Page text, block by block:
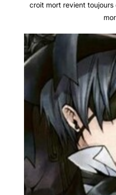
croit mort revient toujours